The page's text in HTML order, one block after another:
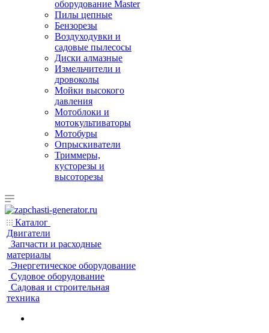
оборудование Master
Пилы цепные
Бензорезы
Воздуходувки и
садовые пылесосы
Диски алмазные
Измельчители и
дровоколы
Мойки высокого
давления
Мотоблоки и
мотокультиваторы
Мотобуры
Опрыскиватели
Триммеры,
кусторезы и
высоторезы
Каталог
Двигатели
Запчасти и расходные
материалы
Энергетическое оборудование
Судовое оборудование
Садовая и строительная
техника